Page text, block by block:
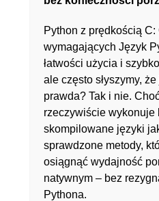
Python z prędkością
wymagających Język
łatwości użycia i
ale często słyszymy,
prawda? Tak i nie.
rzeczywiście wykonuje
skompilowane języki
sprawdzone metody,
osiągnąć wydajność
natywnym – bez
Pythona.